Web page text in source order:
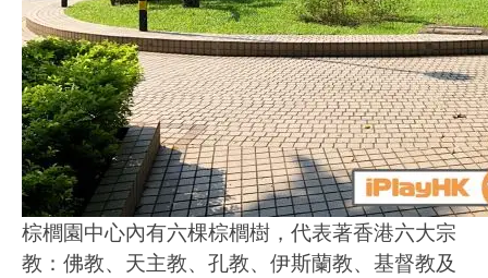
棕櫚園中心內有六棵棕櫚樹，代表著香港六大宗
教：佛教、天主教、孔教、伊斯蘭教、基督教及